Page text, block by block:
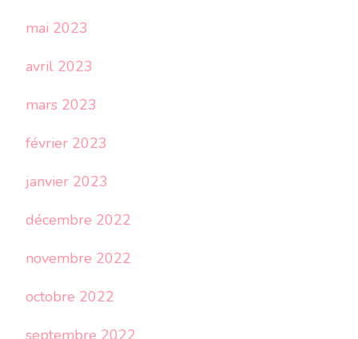
mai 2023
avril 2023
mars 2023
février 2023
janvier 2023
décembre 2022
novembre 2022
octobre 2022
septembre 2022